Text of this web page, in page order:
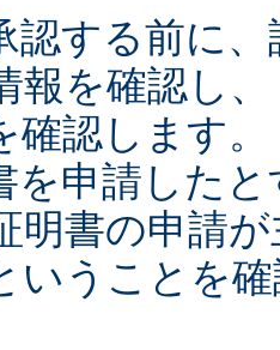
認する前に
報を確認し
確認します
を申請した
明書の申請
いうことを